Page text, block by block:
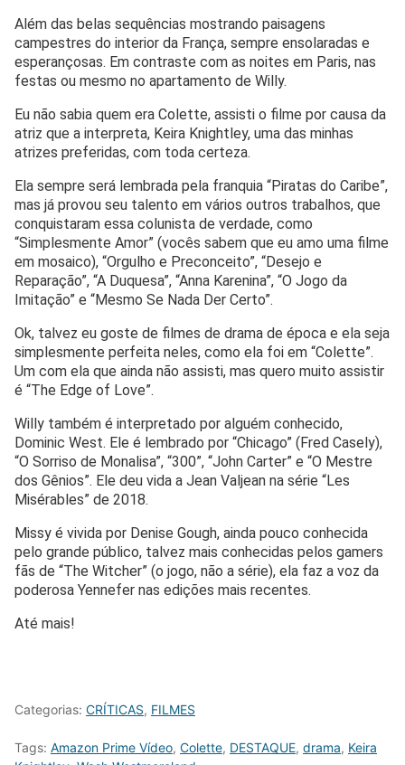
Além das belas sequências mostrando paisagens
campestres do interior da França, sempre ensolaradas e
esperançosas. Em contraste com as noites em Paris, nas
festas ou mesmo no apartamento de Willy.
Eu não sabia quem era Colette, assisti o filme por causa da
atriz que a interpreta, Keira Knightley, uma das minhas
atrizes preferidas, com toda certeza.
Ela sempre será lembrada pela franquia “Piratas do Caribe”,
mas já provou seu talento em vários outros trabalhos, que
conquistaram essa colunista de verdade, como
“Simplesmente Amor” (vocês sabem que eu amo uma filme
em mosaico), “Orgulho e Preconceito”, “Desejo e
Reparação”, “A Duquesa”, “Anna Karenina”, “O Jogo da
Imitação” e “Mesmo Se Nada Der Certo”.
Ok, talvez eu goste de filmes de drama de época e ela seja
simplesmente perfeita neles, como ela foi em “Colette”.
Um com ela que ainda não assisti, mas quero muito assistir
é “The Edge of Love”.
Willy também é interpretado por alguém conhecido,
Dominic West. Ele é lembrado por “Chicago” (Fred Casely),
“O Sorriso de Monalisa”, “300”, “John Carter” e “O Mestre
dos Gênios”. Ele deu vida a Jean Valjean na série “Les
Misérables” de 2018.
Missy é vivida por Denise Gough, ainda pouco conhecida
pelo grande público, talvez mais conhecidas pelos gamers
fãs de “The Witcher” (o jogo, não a série), ela faz a voz da
poderosa Yennefer nas edições mais recentes.
Até mais!
Categorias: CRÍTICAS, FILMES
Tags: Amazon Prime Vídeo, Colette, DESTAQUE, drama, Keira